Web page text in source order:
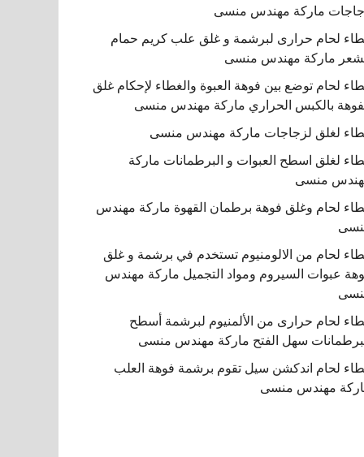
ماركة مهندس منسى
لحام حرارى لبرشمة و غلق علب كريم حمام
ماركة مهندس منسى
لحام توضع بين فوهة العبوة والغطاء لإحكام غلق
بالكبس الحراري ماركة مهندس منسى
لغلق لزجاجات ماركة مهندس منسى
لغلق اسطح العبوات و البرطمانات ماركة
منسى
لحام وغلق فوهة برطمان القهوة ماركة مهندس
لحام من الالومنيوم تستخدم في برشمة و غلق
عبوات السيروم ومواد التجميل ماركة مهندس
لحام حرارى من الألمنيوم لبرشمة أسطح
سهل الفتح ماركة مهندس منسى
لحام اندكشن سيل تقوم برشمة فوهة العلب
مهندس منسى